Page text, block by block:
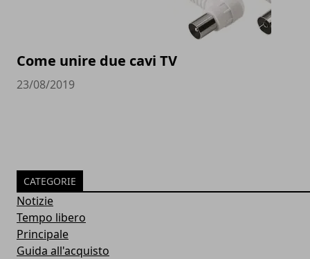
Come unire due cavi TV
23/08/2019
CATEGORIE
Notizie
Tempo libero
Principale
Guida all'acquisto